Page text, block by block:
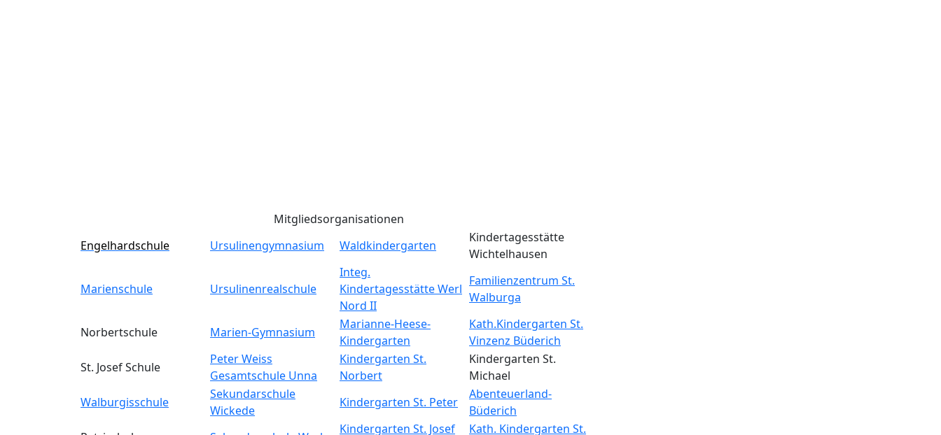
Mitgliedsorganisationen
Engelhardschule
Ursulinengymnasium Waldkindergarten
Kindertagesstätte
Wichtelhausen
Marienschule Ursulinenrealschule
Integ.
Kindertagesstätte Werl
Nord II
Familienzentrum St.
Walburga
Norbertschule Marien-Gymnasium
Marianne-Heese-
Kindergarten
Kath.Kindergarten St.
Vinzenz Büderich
St. Josef Schule
Peter Weiss
Gesamtschule Unna
Kindergarten St.
Norbert
Kindergarten St.
Michael
Walburgisschule
Sekundarschule
Wickede
Kindergarten St. Peter
Abenteuerland-
Büderich
Kindergarten St. Josef Kath. Kindergarten St.